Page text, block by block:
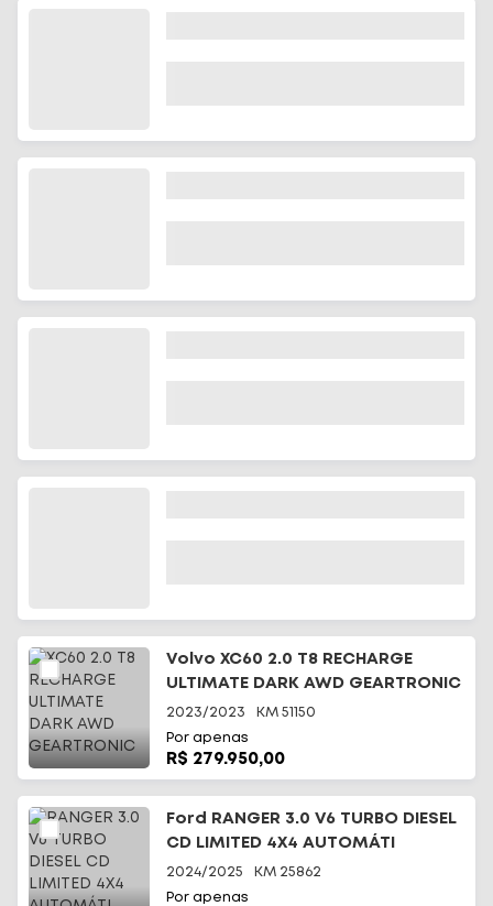
Volvo XC60 2.0 T8 RECHARGE
ULTIMATE DARK AWD GEARTRONIC
2023/2023 KM 51150
Por apenas
R$ 279.950,00
Ford RANGER 3.0 V6 TURBO DIESEL
CD LIMITED 4X4 AUTOMÁTI
2024/2025 KM 25862
Por apenas